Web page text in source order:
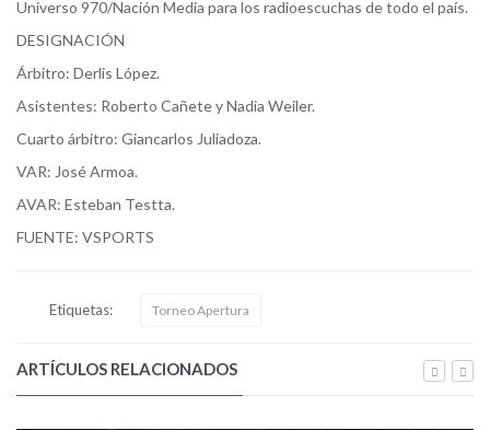
Universo 970/Nación Media para los radioescuchas de todo el país.
DESIGNACIÓN
Árbitro: Derlis López.
Asistentes: Roberto Cañete y Nadia Weiler.
Cuarto árbitro: Giancarlos Juliadoza.
VAR: José Armoa.
AVAR: Esteban Testta.
FUENTE: VSPORTS
Etiquetas: Torneo Apertura
ARTÍCULOS RELACIONADOS